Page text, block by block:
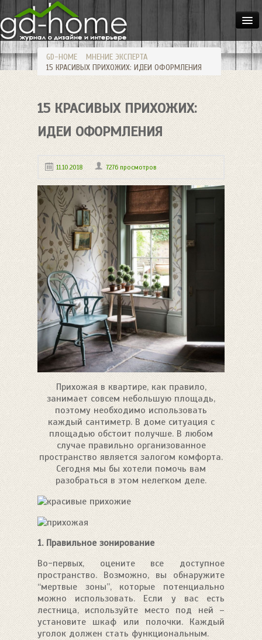
ДОМА
КВАРТИРЫ
ИНТЕРЬЕР
СТИЛИ
МЕБЕЛЬ
ОСВЕЩЕНИЕ
САД
HANDMADE
GD-HOME
МНЕНИЕ ЭКСПЕРТА
15 КРАСИВЫХ ПРИХОЖИХ: ИДЕИ ОФОРМЛЕНИЯ
15 КРАСИВЫХ ПРИХОЖИХ:
ИДЕИ ОФОРМЛЕНИЯ
11.10.2018 7276 просмотров
Прихожая в квартире, как правило,
занимает совсем небольшую площадь,
поэтому необходимо использовать
каждый сантиметр. В доме ситуация с
площадью обстоит получше. В любом
случае правильно организованное
пространство является залогом комфорта.
Сегодня мы бы хотели помочь вам
разобраться в этом нелегком деле.
1. Правильное зонирование
Во-первых, оцените все доступное
пространство. Возможно, вы обнаружите
“мертвые зоны”, которые потенциально
можно использовать. Если у вас есть
лестница, используйте место под ней –
установите шкаф или полочки. Каждый
уголок должен стать функциональным.